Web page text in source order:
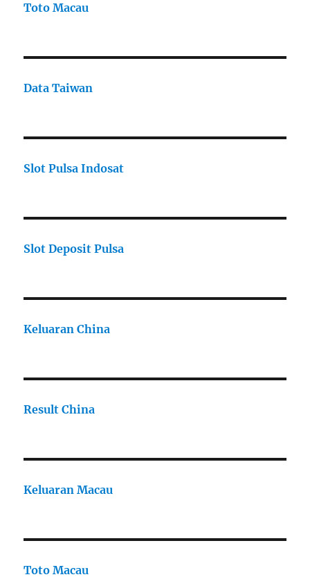
Toto Macau
Data Taiwan
Slot Pulsa Indosat
Slot Deposit Pulsa
Keluaran China
Result China
Keluaran Macau
Toto Macau